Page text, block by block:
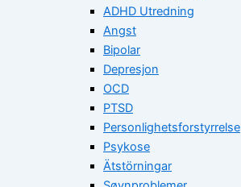
ADHD Utredning
Angst
Bipolar
Depresjon
OCD
PTSD
Personlighetsforstyrrelse
Psykose
Ätstörningar